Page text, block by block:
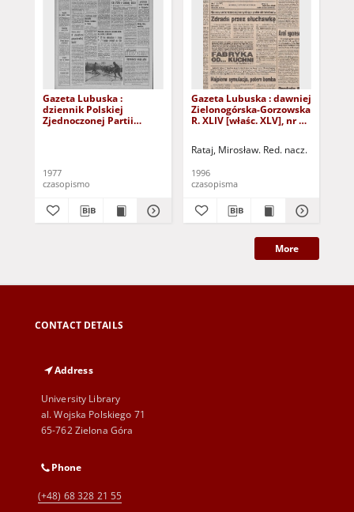
Gazeta Lubuska :
dziennik Polskiej
Zjednoczonej Partii
1977
czasopismo
Gazeta Lubuska : dawniej
Zielonogórska-Gorzowska
R. XLIV [właśc. XLV], nr 52
Rataj, Mirosław. Red. nacz.
1996
czasopisma
More
CONTACT DETAILS
Address
University Library
al. Wojska Polskiego 71
65-762 Zielona Góra
Phone
(+48) 68 328 21 55